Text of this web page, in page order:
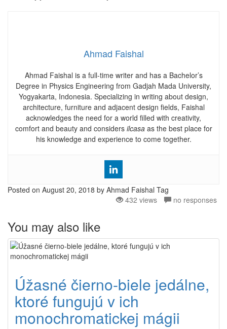
Ahmad Faishal
Ahmad Faishal is a full-time writer and has a Bachelor’s
Degree in Physics Engineering from Gadjah Mada University,
Yogyakarta, Indonesia. Specializing in writing about design,
architecture, furniture and adjacent design fields, Faishal
acknowledges the need for a world filled with creativity,
comfort and beauty and considers ilcasaas the best place for
his knowledge and experience to come together.
Posted on August 20, 2018 by Ahmad Faishal Tag
432 views
no responses
You may also like
Úžasné čierno-biele jedálne,
ktoré fungujú v ich
monochromatickej mágii